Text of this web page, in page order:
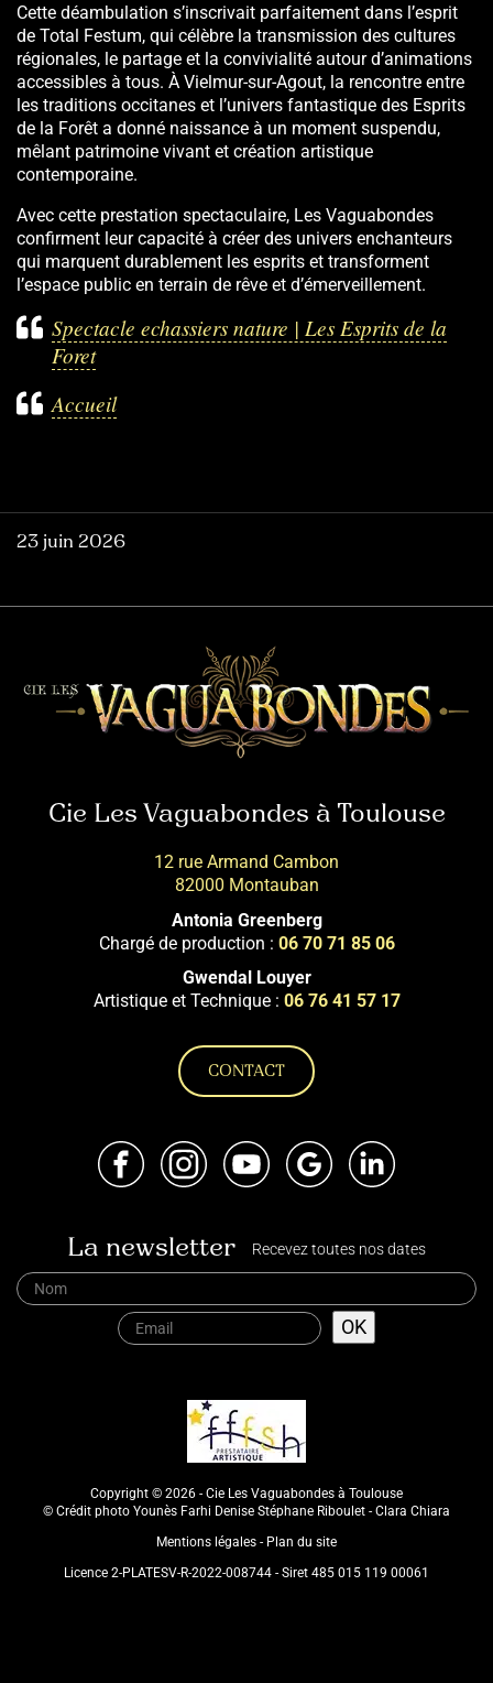
Cette déambulation s’inscrivait parfaitement dans l’esprit
de Total Festum, qui célèbre la transmission des cultures
régionales, le partage et la convivialité autour d’animations
accessibles à tous. À Vielmur-sur-Agout, la rencontre entre
les traditions occitanes et l’univers fantastique des Esprits
de la Forêt a donné naissance à un moment suspendu,
mêlant patrimoine vivant et création artistique
contemporaine.
Avec cette prestation spectaculaire, Les Vaguabondes
confirment leur capacité à créer des univers enchanteurs
qui marquent durablement les esprits et transforment
l’espace public en terrain de rêve et d’émerveillement.
Spectacle echassiers nature | Les Esprits de la
Foret
Accueil
23 juin 2026
Cie Les Vaguabondes à Toulouse
12 rue Armand Cambon
82000 Montauban
Antonia Greenberg
Chargé de production : 06 70 71 85 06
Gwendal Louyer
Artistique et Technique : 06 76 41 57 17
CONTACT
FacebookInstagramYoutube Google
La newsletter Recevez toutes nos dates
Copyright © 2026 - Cie Les Vaguabondes à Toulouse
© Crédit photo Younès Farhi Denise Stéphane Riboulet - Clara Chiara
Mentions légales
Plan du site
Licence 2-PLATESV-R-2022-008744 - Siret 485 015 119 00061